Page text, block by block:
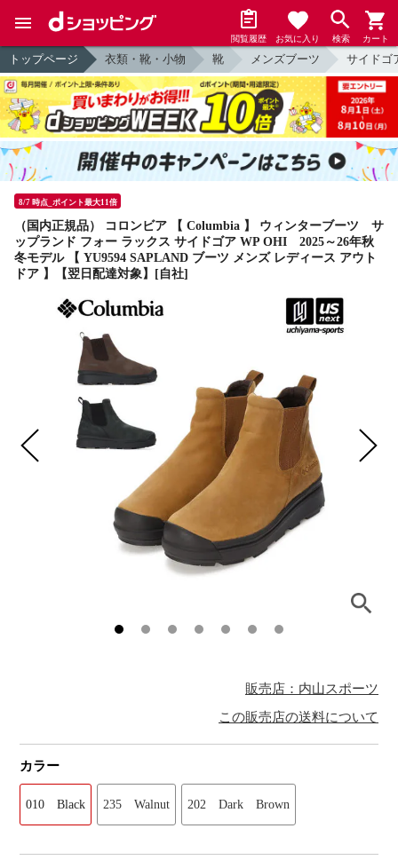
閲覧履歴 お気に入り 検索 カート
トップページ 衣類・靴・小物 靴 メンズブーツ サイドゴ
8/7 時点_ポイント最大11倍
（国内正規品） コロンビア 【 Columbia 】 ウィンターブーツ サ
ップランド フォー ラックス サイドゴア WP OHI 2025～26年秋
冬モデル 【 YU9594 SAPLAND ブーツ メンズ レディース アウト
ドア 】【翌日配達対象】[自社]
販売店：内山スポーツ
この販売店の送料について
カラー
010 Black 235 Walnut 202 Dark Brown